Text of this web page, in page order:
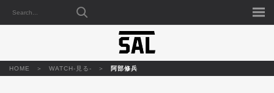
HOME WATCH-見る- 阿部修兵